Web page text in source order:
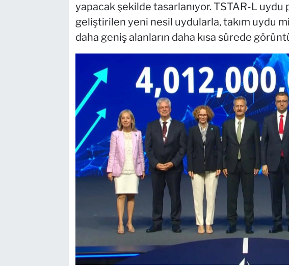
yapacak şekilde tasarlanıyor. TSTAR-L
geliştirilen yeni nesil uydularla, takım uydu
daha geniş alanların daha kısa sürede